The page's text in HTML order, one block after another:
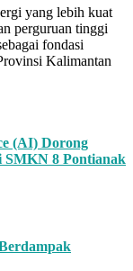
yang lebih kuat
perguruan tinggi
fondasi
Kalimantan
(AI) Dorong
SMKN 8 Pontianak